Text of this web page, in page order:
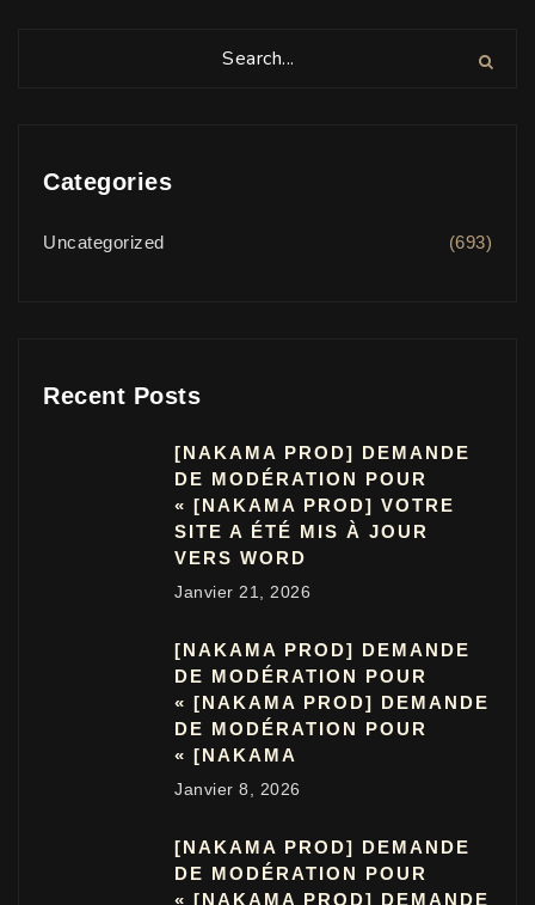
Categories
Uncategorized (693)
Recent Posts
[NAKAMA PROD] DEMANDE
DE MODÉRATION POUR
« [NAKAMA PROD] VOTRE
SITE A ÉTÉ MIS À JOUR
VERS WORD
Janvier 21, 2026
[NAKAMA PROD] DEMANDE
DE MODÉRATION POUR
« [NAKAMA PROD] DEMANDE
DE MODÉRATION POUR
« [NAKAMA
Janvier 8, 2026
[NAKAMA PROD] DEMANDE
DE MODÉRATION POUR
« [NAKAMA PROD] DEMANDE